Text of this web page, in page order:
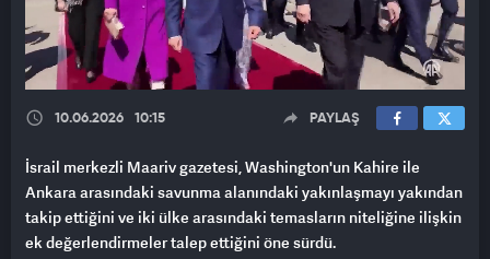
10.06.2026 10:15 PAYLAŞ
İsrail merkezli Maariv gazetesi, Washington'un Kahire ile
Ankara arasındaki savunma alanındaki yakınlaşmayı yakından
takip ettiğini ve iki ülke arasındaki temasların niteliğine ilişkin
ek değerlendirmeler talep ettiğini öne sürdü.